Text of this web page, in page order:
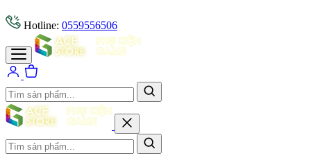
Hotline: 0559556506